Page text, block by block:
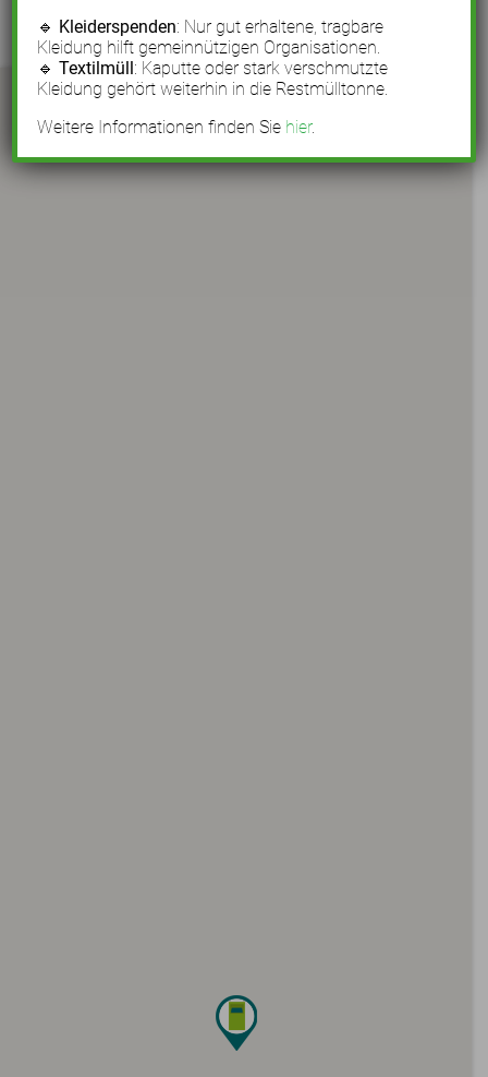
🔹 Kleiderspenden: Nur gut erhaltene, tragbare
Kleidung hilft gemeinnützigen Organisationen.
🔹Textilmüll: Kaputte oder stark verschmutzte
Kleidung gehört weiterhin in die Restmülltonne.
Weitere Informationen finden Sie hier.